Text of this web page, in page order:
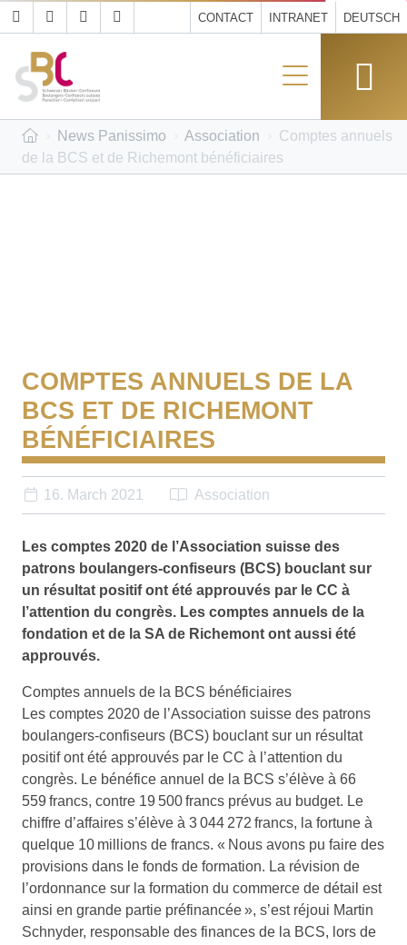
CONTACT INTRANET DEUTSCH
News Panissimo Association
Comptes annuels
de la BCS et de Richemont bénéficiaires
COMPTES ANNUELS DE LA
BCS ET DE RICHEMONT
BÉNÉFICIAIRES
16. March 2021 Association
Les comptes 2020 de l’Association suisse des
patrons boulangers-confiseurs (BCS) bouclant sur
un résultat positif ont été approuvés par le CC à
l’attention du congrès. Les comptes annuels de la
fondation et de la SA de Richemont ont aussi été
approuvés.
Comptes annuels de la BCS bénéficiaires
Les comptes 2020 de l’Association suisse des patrons
boulangers-confiseurs (BCS) bouclant sur un résultat
positif ont été approuvés par le CC à l’attention du
congrès. Le bénéfice annuel de la BCS s’élève à 66
559 francs, contre 19 500 francs prévus au budget. Le
chiffre d’affaires s’élève à 3 044 272 francs, la fortune à
quelque 10 millions de francs. « Nous avons pu faire des
provisions dans le fonds de formation. La révision de
l’ordonnance sur la formation du commerce de détail est
ainsi en grande partie préfinancée », s’est réjoui Martin
Schnyder, responsable des finances de la BCS, lors de